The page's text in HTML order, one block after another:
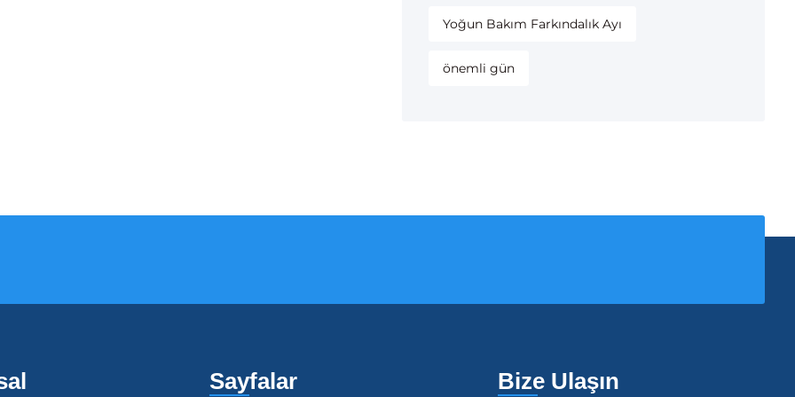
Yoğun Bakım Farkındalık Ayı
önemli gün
Sayfalar Bize Ulaşın